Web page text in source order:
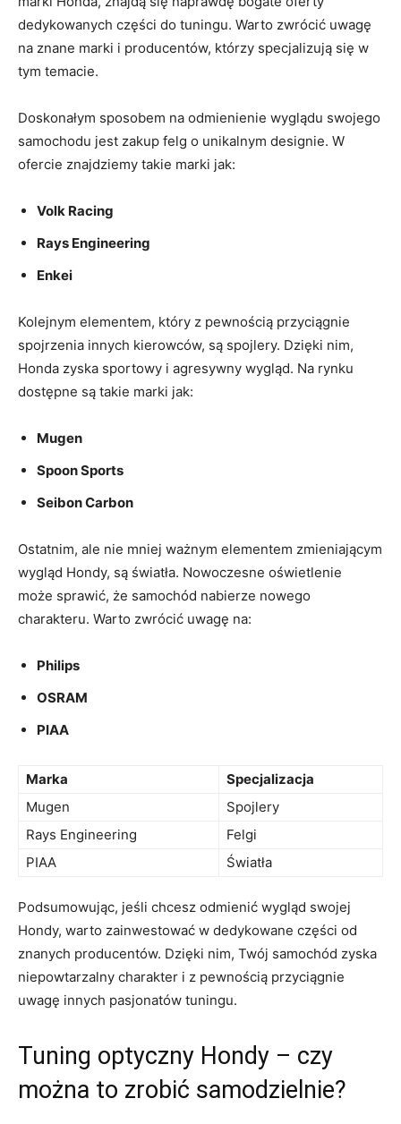
dedykowanych części do tuningu. Warto zwrócić uwagę
na znane marki i​ producentów,⁢ którzy specjalizują się w‍
tym temacie.
Doskonałym sposobem na odmienienie⁤ wyglądu swojego
samochodu jest zakup felg o ⁤unikalnym designie. W
ofercie znajdziemy takie marki jak:
Volk Racing
Rays Engineering
Enkei
Kolejnym ‍elementem, który z ⁢pewnością przyciągnie​
spojrzenia ⁢innych‍ kierowców, są spojlery.‍ Dzięki nim,
Honda⁢ zyska sportowy i‍ agresywny‍ wygląd. Na rynku
dostępne są⁤ takie marki jak:
Mugen
Spoon Sports
Seibon Carbon
Ostatnim, ale nie mniej ważnym elementem zmieniającym
‍wygląd Hondy,⁣ są światła.‌ Nowoczesne oświetlenie
może sprawić, że samochód nabierze nowego‌
charakteru. Warto zwrócić uwagę na:
Philips
OSRAM
PIAA
Marka
Specjalizacja
Mugen
Spojlery
Rays ​Engineering
Felgi
PIAA
Światła
Podsumowując, jeśli​ chcesz odmienić wygląd swojej
Hondy,⁢ warto zainwestować w ⁤dedykowane części od
znanych producentów. Dzięki nim, Twój ⁢samochód zyska
⁣niepowtarzalny charakter i z pewnością przyciągnie
uwagę innych pasjonatów ⁢tuningu.
Tuning optyczny Hondy – czy
można to zrobić samodzielnie?